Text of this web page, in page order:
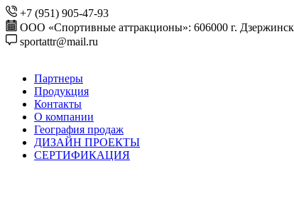
+7 (951) 905-47-93
ООО «Спортивные аттракционы»: 606000 г.
sportattr@mail.ru
Партнеры
Продукция
Контакты
О компании
География продаж
ДИЗАЙН ПРОЕКТЫ
СЕРТИФИКАЦИЯ